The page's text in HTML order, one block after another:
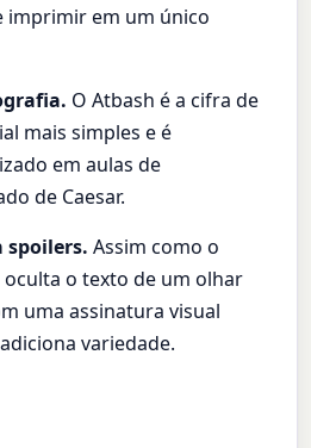
imprimir em um único
O Atbash é a cifra de
mais simples e é
em aulas de
de Caesar.
spoilers. Assim como o
oculta o texto de um olhar
uma assinatura visual
variedade.